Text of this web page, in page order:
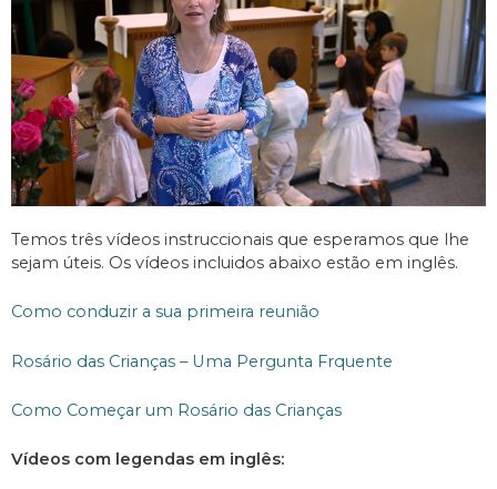
Temos três vídeos instruccionais que esperamos que lhe
sejam úteis. Os vídeos incluidos abaixo estão em inglês.
Como conduzir a sua primeira reunião
Rosário das Crianças – Uma Pergunta Frquente
Como Começar um Rosário das Crianças
Vídeos com legendas em inglês: